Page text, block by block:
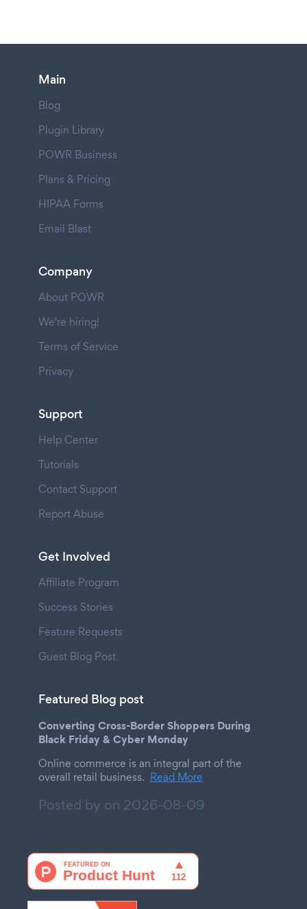
Main
Blog
Plugin Library
POWR Business
Plans & Pricing
HIPAA Forms
Email Blast
Company
About POWR
We're hiring!
Terms of Service
Privacy
Support
Help Center
Tutorials
Contact Support
Report Abuse
Get Involved
Affiliate Program
Success Stories
Feature Requests
Guest Blog Post
Featured Blog post
Converting Cross-Border Shoppers During
Black Friday & Cyber Monday
Online commerce is an integral part of the
overall retail business. Read More
Posted by on 2026-08-09